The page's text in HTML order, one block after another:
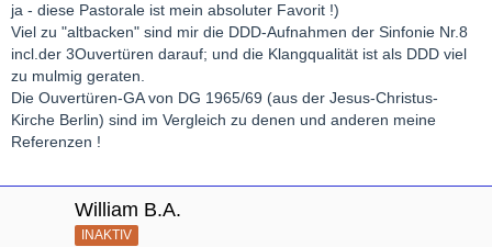
ja - diese Pastorale ist mein absoluter Favorit !)
Viel zu "altbacken" sind mir die DDD-Aufnahmen der Sinfonie Nr.8
incl.der 3Ouvertüren darauf; und die Klangqualität ist als DDD viel
zu mulmig geraten.
Die Ouvertüren-GA von DG 1965/69 (aus der Jesus-Christus-
Kirche Berlin) sind im Vergleich zu denen und anderen meine
Referenzen !
William B.A.
INAKTIV